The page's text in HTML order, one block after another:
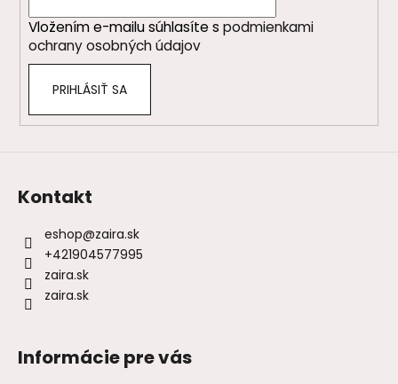
Vložením e-mailu súhlasíte s podmienkami
ochrany osobných údajov
PRIHLÁSIŤ SA
Kontakt
eshop@zaira.sk
+421904577995
zaira.sk
zaira.sk
Informácie pre vás